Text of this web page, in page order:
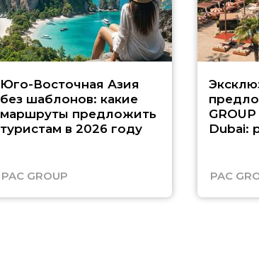
Юго-Восточная Азия
без шаблонов: какие
маршруты предложить
туристам в 2026 году
PAC GROUP
Dubai:
PAC